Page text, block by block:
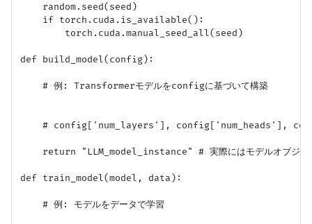
    random.seed(seed)
    if torch.cuda.is_available():
        torch.cuda.manual_seed_all(seed)
def build_model(config):
    # 例: Transformerモデルをconfigに基づいて構築
# config['num_layers'], config['num_heads'],
return "LLM_model_instance" # 実際にはモデルオブジェ
def train_model(model, data):
    # 例: モデルをデータで学習